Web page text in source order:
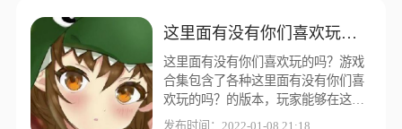
这里面有没有你们喜欢玩的游戏吗？
这里面有没有你们喜欢玩的吗？游戏
合集包含了各种这里面有没有你们喜
欢玩的吗？的版本，玩家能够在这里
找到自己想要的这里面有没有你们喜
发布时间：2022-01-08 21:18